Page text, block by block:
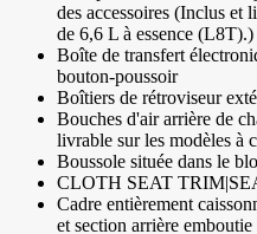
des accessoires (Inclus et
de 6,6 L à essence (L8T).)
Boîte de transfert
bouton-poussoir
Boîtiers de rétroviseur
Bouches d'air arrière de
livrable sur les modèles à
Boussole située dans le
CLOTH SEAT
Cadre entièrement
et section arrière